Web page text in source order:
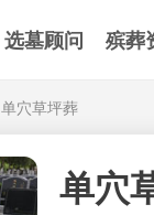
选墓顾问 殡葬
单穴草坪葬
单穴